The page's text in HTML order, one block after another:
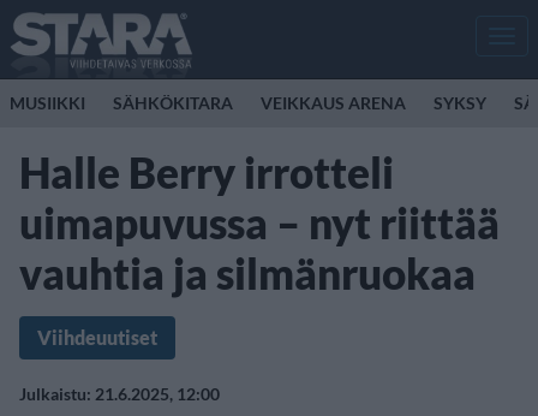
MUSIIKKI SÄHKÖKITARA VEIKKAUS ARENA SYKSY
Halle Berry irrotteli
uimapuvussa – nyt riittää
vauhtia ja silmänruokaa
Viihdeuutiset
Julkaistu: 21.6.2025, 12:00